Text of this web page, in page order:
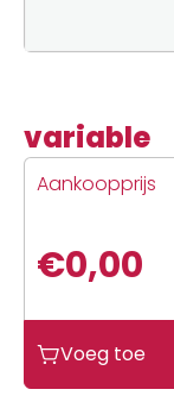
variable
Aankoopprijs
€0,00
aantalVoeg toe